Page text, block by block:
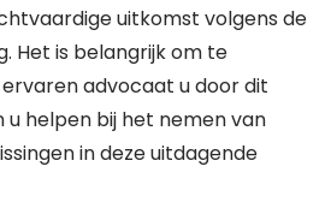
uitkomst volgens de
Het is belangrijk om te
advocaat u door dit
u helpen bij het nemen van
in deze uitdagende